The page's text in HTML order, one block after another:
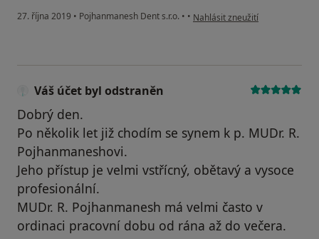
27. října 2019 • Pojhanmanesh Dent s.r.o. • • podle názoru uživatele Váš
Nahlásit zneužití
Váš účet byl odstraněn
Dobrý den.
Po několik let již chodím se synem k p. MUDr. R.
Pojhanmaneshovi.
Jeho přístup je velmi vstřícný, obětavý a vysoce
profesionální.
MUDr. R. Pojhanmanesh má velmi často v
ordinaci pracovní dobu od rána až do večera.